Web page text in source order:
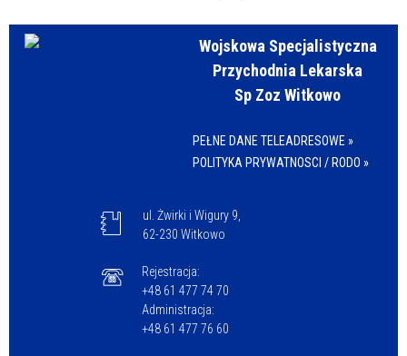
Wojskowa Specjalistyczna
Przychodnia Lekarska
Sp Zoz Witkowo
PEŁNE DANE TELEADRESOWE »
POLITYKA PRYWATNOSCI / RODO »
ul. Żwirki i Wigury 9,
62-230 Witkowo
Rejestracja:
+48 61 477 74 70
Administracja:
+48 61 477 76 60